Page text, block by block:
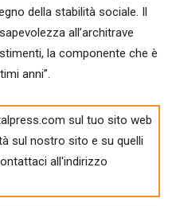
della stabilità sociale. Il
all’architrave
la componente che è
anni”.
sul tuo sito web
sul nostro sito e su quelli
all'indirizzo